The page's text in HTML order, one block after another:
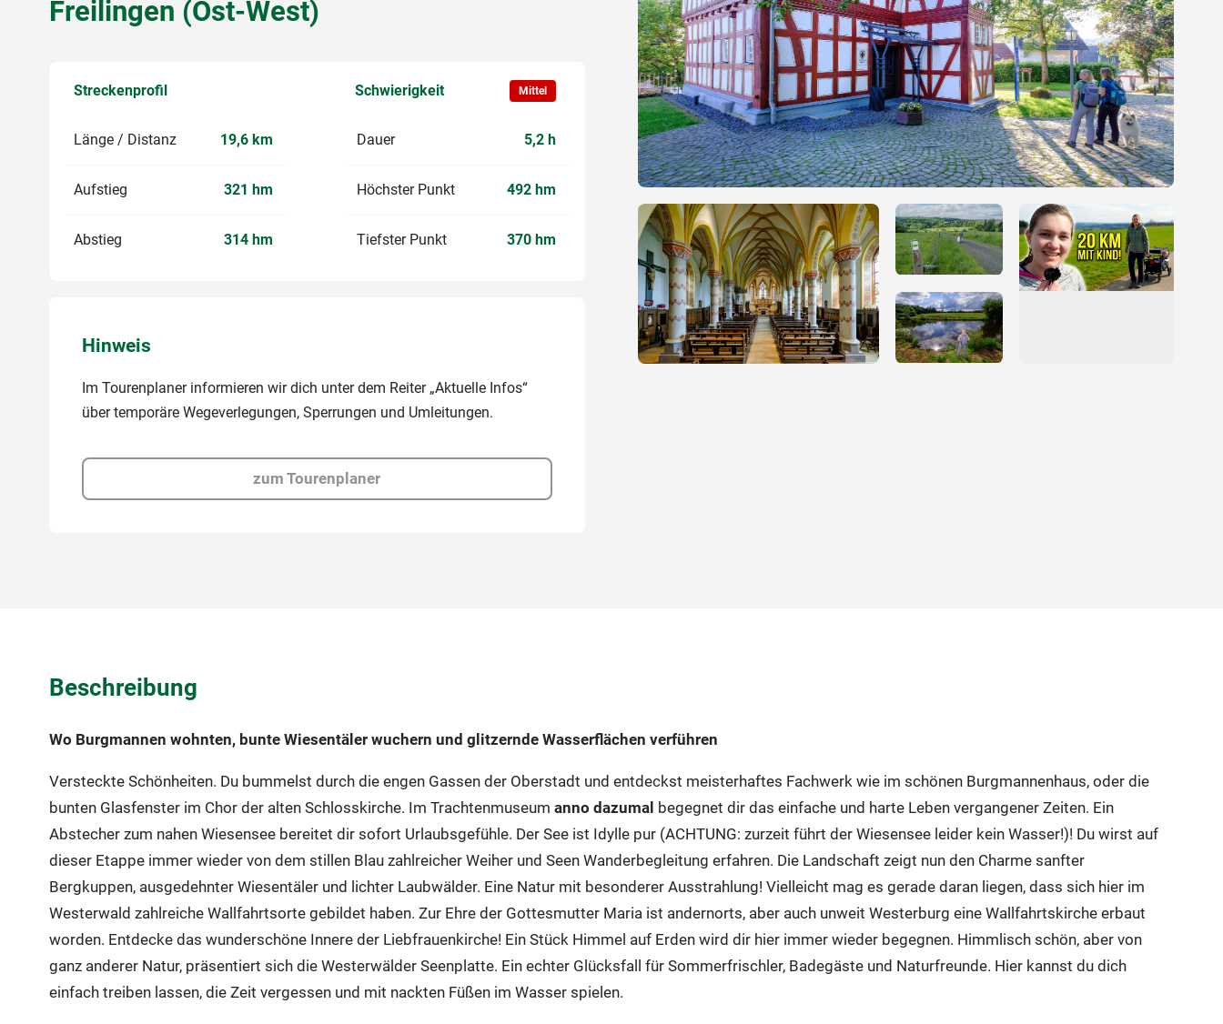
Freilingen (Ost-West)
Streckenprofil Schwierigkeit Mittel
Länge / Distanz 19,6 km
Aufstieg 321 hm
Abstieg 314 hm
Dauer 5,2 h
Höchster Punkt 492 hm
Tiefster Punkt 370 hm
Hinweis
Im Tourenplaner informieren wir dich unter dem Reiter „Aktuelle Infos“
über temporäre Wegeverlegungen, Sperrungen und Umleitungen.
zum Tourenplaner
Beschreibung
Wo Burgmannen wohnten, bunte Wiesentäler wuchern und glitzernde Wasserflächen verführen
Versteckte Schönheiten. Du bummelst durch die engen Gassen der Oberstadt und entdeckst meisterhaftes Fachwerk wie im schönen Burgmannenhaus, oder die
bunten Glasfenster im Chor der alten Schlosskirche. Im Trachtenmuseum anno dazumal begegnet dir das einfache und harte Leben vergangener Zeiten. Ein
Abstecher zum nahen Wiesensee bereitet dir sofort Urlaubsgefühle. Der See ist Idylle pur (ACHTUNG: zurzeit führt der Wiesensee leider kein Wasser!)! Du wirst auf
dieser Etappe immer wieder von dem stillen Blau zahlreicher Weiher und Seen Wanderbegleitung erfahren. Die Landschaft zeigt nun den Charme sanfter
Bergkuppen, ausgedehnter Wiesentäler und lichter Laubwälder. Eine Natur mit besonderer Ausstrahlung! Vielleicht mag es gerade daran liegen, dass sich hier im
Westerwald zahlreiche Wallfahrtsorte gebildet haben. Zur Ehre der Gottesmutter Maria ist andernorts, aber auch unweit Westerburg eine Wallfahrtskirche erbaut
worden. Entdecke das wunderschöne Innere der Liebfrauenkirche! Ein Stück Himmel auf Erden wird dir hier immer wieder begegnen. Himmlisch schön, aber von
ganz anderer Natur, präsentiert sich die Westerwälder Seenplatte. Ein echter Glücksfall für Sommerfrischler, Badegäste und Naturfreunde. Hier kannst du dich
einfach treiben lassen, die Zeit vergessen und mit nackten Füßen im Wasser spielen.